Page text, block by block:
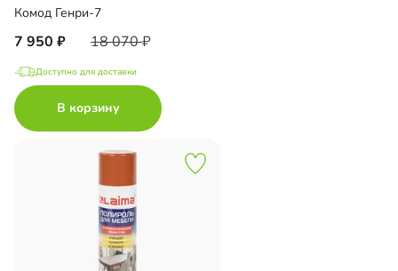
Комод Генри-7
7 950 18 070
Доступно для доставки
В корзину